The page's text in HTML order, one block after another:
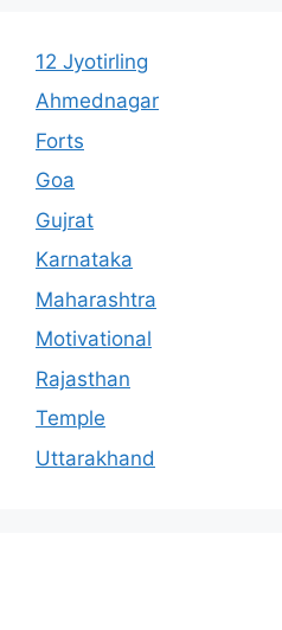
12 Jyotirling
Ahmednagar
Forts
Goa
Gujrat
Karnataka
Maharashtra
Motivational
Rajasthan
Temple
Uttarakhand